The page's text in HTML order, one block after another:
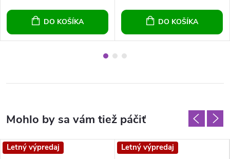
DO KOŠÍKA DO KOŠÍKA
Letný výpredaj Letný výpredaj